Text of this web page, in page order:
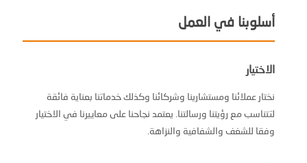
أسلوبنا في العمل
الاختيار
نختار عملائنا ومستشارينا وشركائنا وكذلك خدماتنا بعناية فائقة
لتتناسب مع رؤيتنا ورسالتنا. يعتمد نجاحنا على معاييرنا في الاختيار
وفقا للشغف والشفافية والنزاهة.